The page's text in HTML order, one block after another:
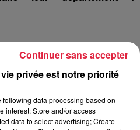
surwww.banque-
- Modifié : 30 octobre 2025
privée est notre priorité
following data processing based on
interest: Store and/or access
data to select advertising; Create
Continuer sans accepter